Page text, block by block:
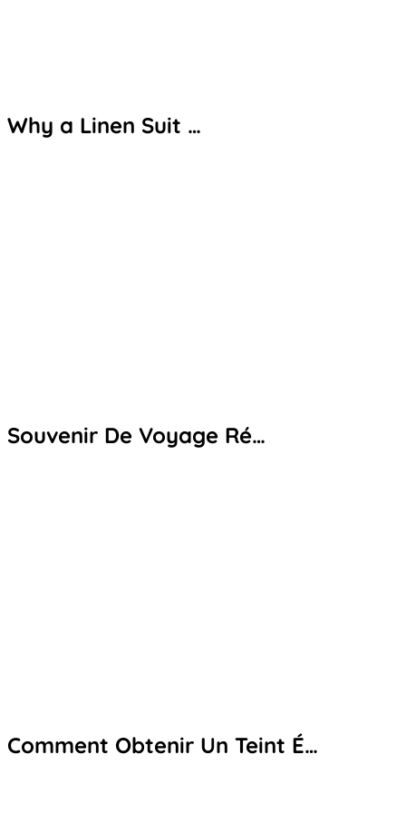
Why a Linen Suit …
Souvenir De Voyage Ré…
Comment Obtenir Un Teint É…